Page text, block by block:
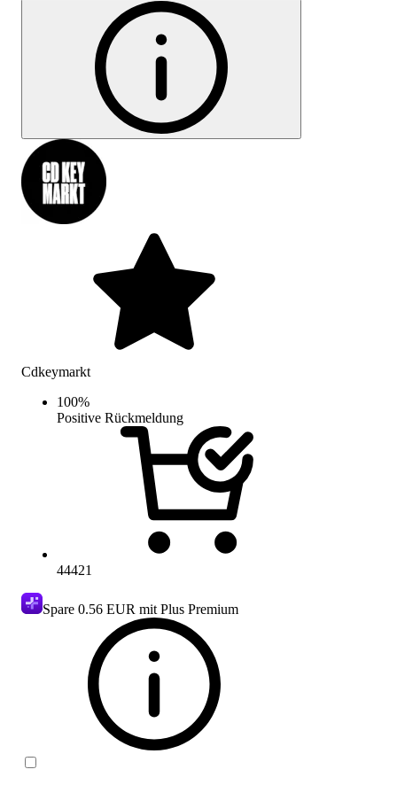
Cdkeymarkt
100%
Positive Rückmeldung
44421
Spare 0.56 EUR mit Plus Premium